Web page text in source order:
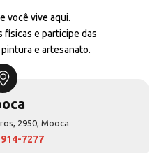
você vive aqui.
físicas e participe das
e artesanato.
2950, Mooca
7277